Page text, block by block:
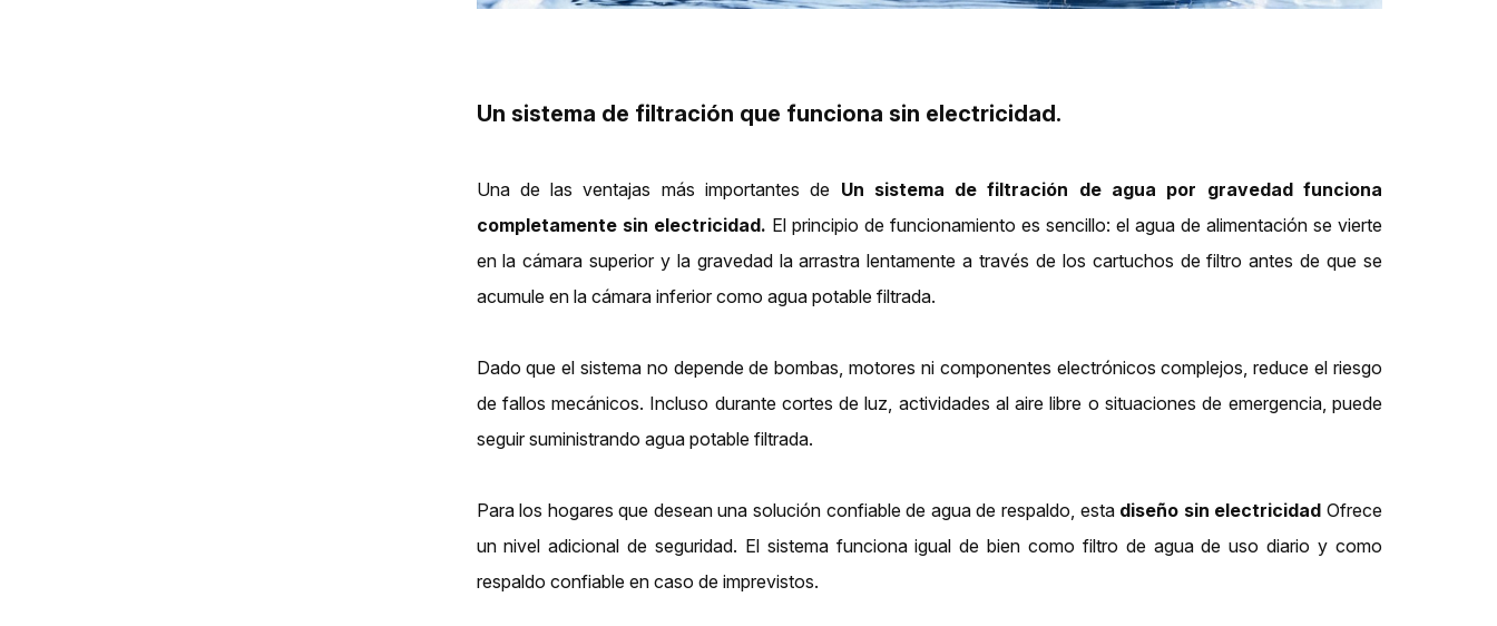
Un sistema de filtración que funciona sin electricidad.
Una de las ventajas más importantes de Un sistema de filtración de agua por gravedad funciona
completamente sin electricidad. El principio de funcionamiento es sencillo: el agua de alimentación se vierte
en la cámara superior y la gravedad la arrastra lentamente a través de los cartuchos de filtro antes de que se
acumule en la cámara inferior como agua potable filtrada.
Dado que el sistema no depende de bombas, motores ni componentes electrónicos complejos, reduce el riesgo
de fallos mecánicos. Incluso durante cortes de luz, actividades al aire libre o situaciones de emergencia, puede
seguir suministrando agua potable filtrada.
Para los hogares que desean una solución confiable de agua de respaldo, esta diseño sin electricidad Ofrece
un nivel adicional de seguridad. El sistema funciona igual de bien como filtro de agua de uso diario y como
respaldo confiable en caso de imprevistos.